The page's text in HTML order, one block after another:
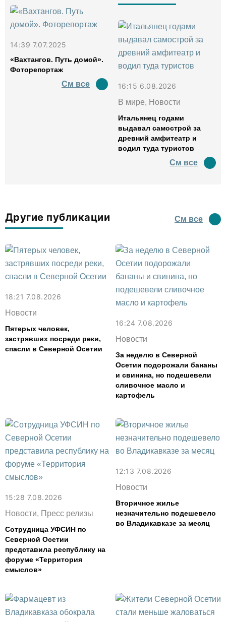
14:39 7.07.2025
«Вахтангов. Путь домой».
Фоторепортаж
См все
16:15 6.08.2026
В мире, Новости
Итальянец годами
выдавал самострой за
древний амфитеатр и
водил туда туристов
См все
Другие публикации См все
18:21 7.08.2026
Новости
Пятерых человек,
застрявших посреди реки,
спасли в Северной Осетии
16:24 7.08.2026
Новости
За неделю в Северной
Осетии подорожали бананы
и свинина, но подешевели
сливочное масло и
картофель
15:28 7.08.2026
Новости, Пресс релизы
Сотрудница УФСИН по
Северной Осетии
представила республику на
форуме «Территория
смыслов»
12:13 7.08.2026
Новости
Вторичное жилье
незначительно подешевело
во Владикавказе за месяц